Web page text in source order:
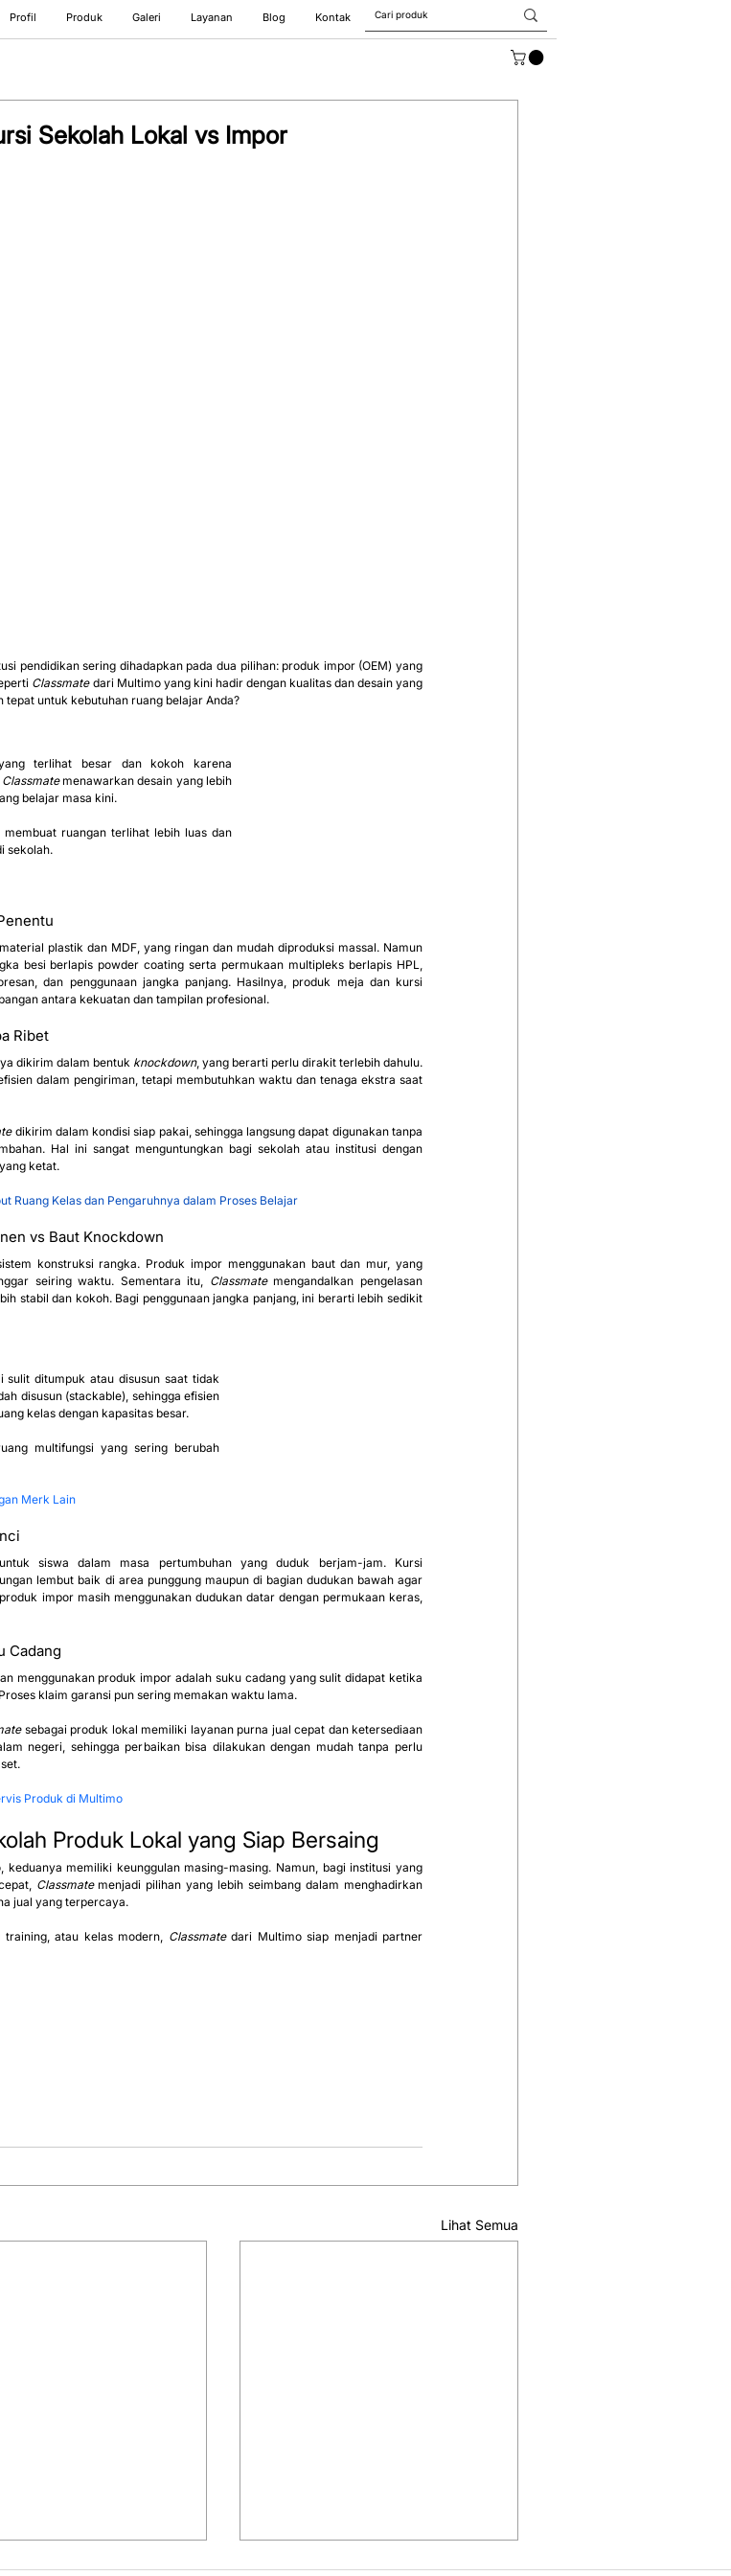
Profil Produk Galeri Layanan Blog Kontak
Sekolah Lokal vs Impor
pendidikan sering dihadapkan pada dua pilihan: produk impor (OEM) yang
Classmate dari Multimo yang kini hadir dengan kualitas dan desain yang
untuk kebutuhan ruang belajar Anda?
terlihat besar dan kokoh karena
Classmate menawarkan desain yang lebih
belajar masa kini.
ruangan terlihat lebih luas dan
sekolah.
plastik dan MDF, yang ringan dan mudah diproduksi massal. Namun
besi berlapis powder coating serta permukaan multipleks berlapis HPL,
dan penggunaan jangka panjang. Hasilnya, produk meja dan kursi
antara kekuatan dan tampilan profesional.
Ribet
dikirim dalam bentuk knockdown, yang berarti perlu dirakit terlebih dahulu.
dalam pengiriman, tetapi membutuhkan waktu dan tenaga ekstra saat
dikirim dalam kondisi siap pakai, sehingga langsung dapat digunakan tanpa
Hal ini sangat menguntungkan bagi sekolah atau institusi dengan
ketat.
Ruang Kelas dan Pengaruhnya dalam Proses Belajar
vs Baut Knockdown
konstruksi rangka. Produk impor menggunakan baut dan mur, yang
seiring waktu. Sementara itu, Classmate mengandalkan pengelasan
stabil dan kokoh. Bagi penggunaan jangka panjang, ini berarti lebih sedikit
sulit ditumpuk atau disusun saat tidak
disusun (stackable), sehingga efisien
kelas dengan kapasitas besar.
multifungsi yang sering berubah
Merk Lain
lembut baik di area punggung maupun di bagian dudukan bawah agar
impor masih menggunakan dudukan datar dengan permukaan keras,
Cadang
menggunakan produk impor adalah suku cadang yang sulit didapat ketika
klaim garansi pun sering memakan waktu lama.
sebagai produk lokal memiliki layanan purna jual cepat dan ketersediaan
negeri, sehingga perbaikan bisa dilakukan dengan mudah tanpa perlu
Produk di Multimo
Produk Lokal yang Siap Bersaing
memiliki keunggulan masing-masing. Namun, bagi institusi yang
Classmate menjadi pilihan yang lebih seimbang dalam menghadirkan
jual yang terpercaya.
atau kelas modern, Classmate dari Multimo siap menjadi partner
Lihat Semua